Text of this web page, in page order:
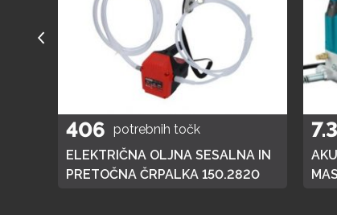
406 potrebnih točk
ELEKTRIČNA OLJNA SESALNA IN
PRETOČNA ČRPALKA 150.2820